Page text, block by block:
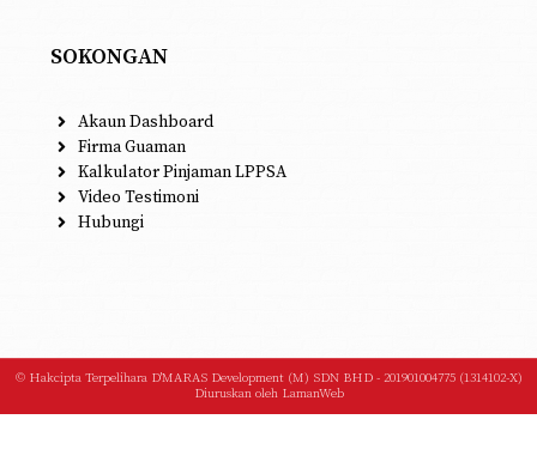
SOKONGAN
Akaun Dashboard
Firma Guaman
Kalkulator Pinjaman LPPSA
Video Testimoni
Hubungi
© Hakcipta Terpelihara D'MARAS Development (M) SDN BHD - 201901004775 (1314102-X)
Diuruskan oleh LamanWeb